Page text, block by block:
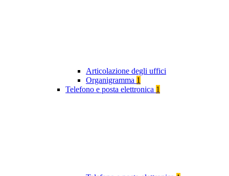
Articolazione degli uffici
Organigramma 1
Telefono e posta elettronica 1